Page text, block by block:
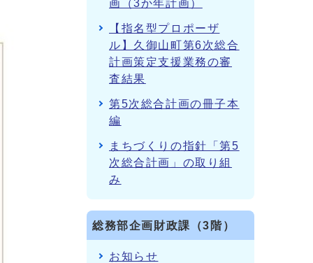
画（3か年計画）
【指名型プロポーザ
ル】久御山町第6次総合
計画策定支援業務の審
査結果
第5次総合計画の冊子本
編
まちづくりの指針「第5
次総合計画」の取り組
み
総務部企画財政課（3階）
お知らせ